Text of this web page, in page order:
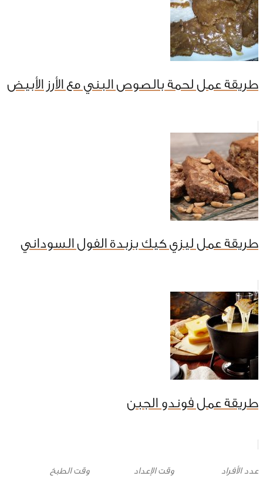
طريقة عمل لحمة بالصوص البني مع الأرز الأبيض
طريقة عمل ليزي كيك بزبدة الفول السوداني
طريقة عمل فوندو الجبن
وقت الإعداد
وقت الطبخ